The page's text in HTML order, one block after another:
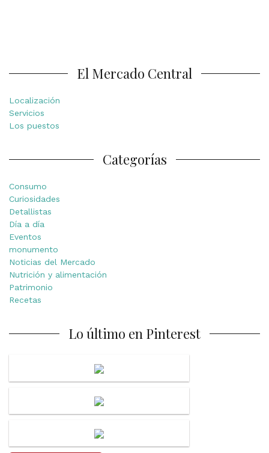
El Mercado Central
Localización
Servicios
Los puestos
Categorías
Consumo
Curiosidades
Detallistas
Día a día
Eventos
monumento
Noticias del Mercado
Nutrición y alimentación
Patrimonio
Recetas
Lo último en Pinterest